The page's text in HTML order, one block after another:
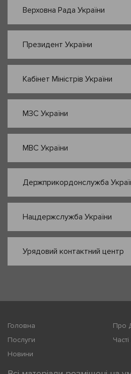
Верховна Рада України
Президент України
Кабінет Міністрів України
МЗС України
МВС України
Держприкордонслужба
Нацдержслужба України
Урядовий контактний центр
Головна
Про
Послуги
Новини